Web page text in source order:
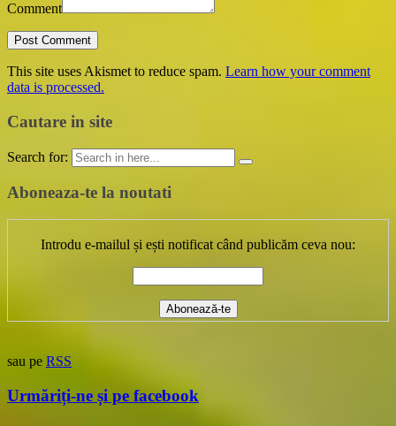
Comment
This site uses Akismet to reduce spam. Learn how your comment
data is processed.
Cautare in site
Search for:
Aboneaza-te la noutati
Introdu e-mailul și ești notificat când publicăm ceva nou:
sau pe RSS
Urmăriți-ne și pe facebook